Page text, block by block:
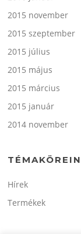
2015 november
2015 szeptember
2015 július
2015 május
2015 március
2015 január
2014 november
Hírek
Termékek